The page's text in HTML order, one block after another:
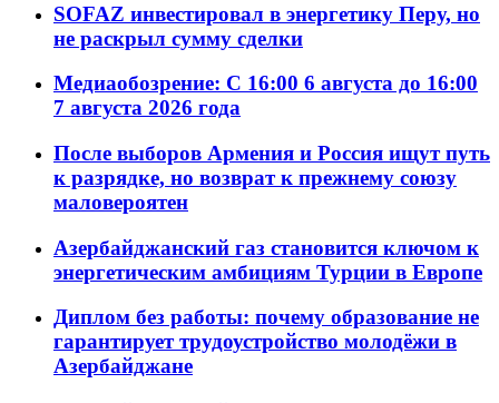
SOFAZ инвестировал в энергетику Перу, но
не раскрыл сумму сделки
Медиаобозрение: С 16:00 6 августа до 16:00
7 августа 2026 года
После выборов Армения и Россия ищут путь
к разрядке, но возврат к прежнему союзу
маловероятен
Азербайджанский газ становится ключом к
энергетическим амбициям Турции в Европе
Диплом без работы: почему образование не
гарантирует трудоустройство молодёжи в
Азербайджане